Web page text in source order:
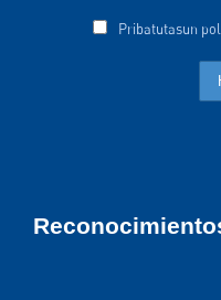
Pribatutasun